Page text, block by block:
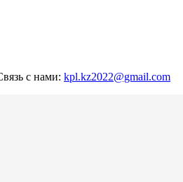
с нами: kpl.kz2022@gmail.com